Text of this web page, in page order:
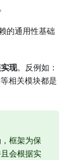
的通用性基础
现。反例如：
相关模块都是
框架为保
会根据实